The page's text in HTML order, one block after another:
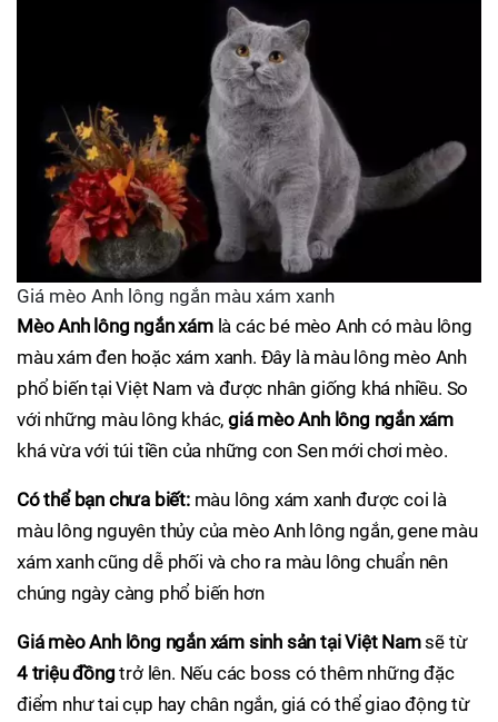
Giá mèo Anh lông ngắn màu xám xanh
Mèo Anh lông ngắn xámlà các bé mèo Anh có màu lông
màu xám đen hoặc xám xanh. Đây là màu lông mèo Anh
phổ biến tại Việt Nam và được nhân giống khá nhiều. So
với những màu lông khác,giá mèo Anh lông ngắn xám
khá vừa với túi tiền của những con Sen mới chơi mèo.
Có thể bạn chưa biết:màu lông xám xanh được coi là
màu lông nguyên thủy của mèo Anh lông ngắn, gene màu
xám xanh cũng dễ phối và cho ra màu lông chuẩn nên
chúng ngày càng phổ biến hơn
Giá mèo Anh lông ngắn xám sinh sản tại Việt Namsẽ từ
4 triệu đồng trở lên. Nếu các boss có thêm những đặc
điểm như tai cụp hay chân ngắn, giá có thể giao động từ